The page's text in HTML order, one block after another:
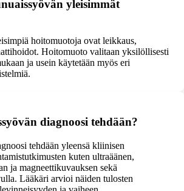
yleisimmät
hoitomuotoja ovat leikkaus,
Hoitomuoto valitaan yksilöllisesti
ja usein käytetään myös eri
diagnoosi tehdään?
tehdään yleensä kliinisen
kuten ultraäänen,
ja magneettikuvauksen sekä
Lääkäri arvioi näiden tulosten